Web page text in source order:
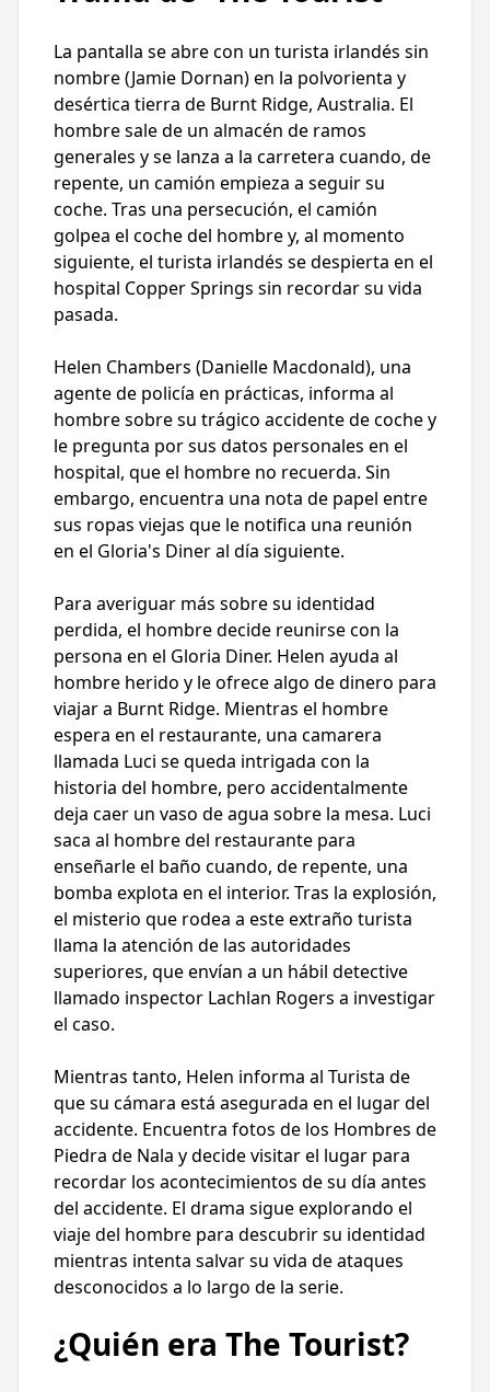
La pantalla se abre con un turista irlandés sin
nombre (Jamie Dornan) en la polvorienta y
desértica tierra de Burnt Ridge, Australia. El
hombre sale de un almacén de ramos
generales y se lanza a la carretera cuando, de
repente, un camión empieza a seguir su
coche. Tras una persecución, el camión
golpea el coche del hombre y, al momento
siguiente, el turista irlandés se despierta en el
hospital Copper Springs sin recordar su vida
pasada.
Helen Chambers (Danielle Macdonald), una
agente de policía en prácticas, informa al
hombre sobre su trágico accidente de coche y
le pregunta por sus datos personales en el
hospital, que el hombre no recuerda. Sin
embargo, encuentra una nota de papel entre
sus ropas viejas que le notifica una reunión
en el Gloria's Diner al día siguiente.
Para averiguar más sobre su identidad
perdida, el hombre decide reunirse con la
persona en el Gloria Diner. Helen ayuda al
hombre herido y le ofrece algo de dinero para
viajar a Burnt Ridge. Mientras el hombre
espera en el restaurante, una camarera
llamada Luci se queda intrigada con la
historia del hombre, pero accidentalmente
deja caer un vaso de agua sobre la mesa. Luci
saca al hombre del restaurante para
enseñarle el baño cuando, de repente, una
bomba explota en el interior. Tras la explosión,
el misterio que rodea a este extraño turista
llama la atención de las autoridades
superiores, que envían a un hábil detective
llamado inspector Lachlan Rogers a investigar
el caso.
Mientras tanto, Helen informa al Turista de
que su cámara está asegurada en el lugar del
accidente. Encuentra fotos de los Hombres de
Piedra de Nala y decide visitar el lugar para
recordar los acontecimientos de su día antes
del accidente. El drama sigue explorando el
viaje del hombre para descubrir su identidad
mientras intenta salvar su vida de ataques
desconocidos a lo largo de la serie.
¿Quién era The Tourist?